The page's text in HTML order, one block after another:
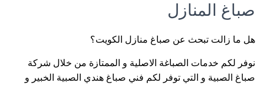
صباغ المنازل
هل ما زالت تبحث عن صباغ منازل الكويت؟
نوفر لكم خدمات الصباغة الاصلية و الممتازة من خلال شركة
صباغ الصبية و التي توفر لكم فني صباغ هندي الصبية الخبير و